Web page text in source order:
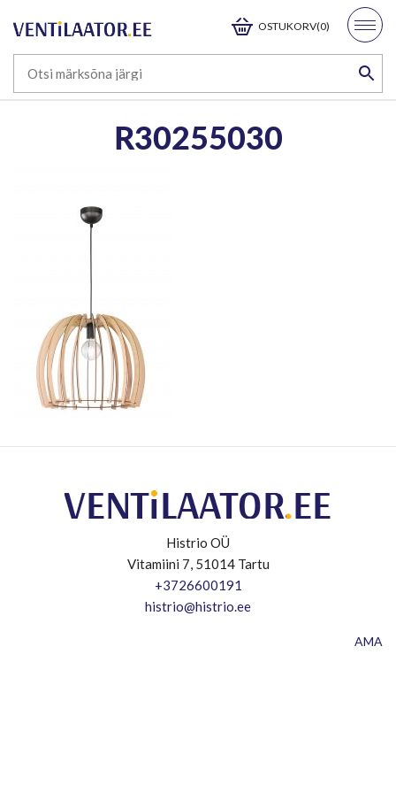
OSTUKORV(0)
R30255030
Histrio OÜ
Vitamiini 7, 51014 Tartu
+3726600191
histrio@histrio.ee
AMA